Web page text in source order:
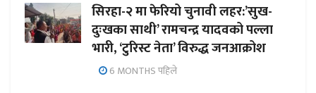
सिरहा-२ मा फेरियो चुनावी लहर:’सुख-
दुःखका साथी’ रामचन्द्र यादवको पल्ला
भारी, ‘टुरिस्ट नेता’ विरुद्ध जनआक्रोश
6 MONTHS पहिले